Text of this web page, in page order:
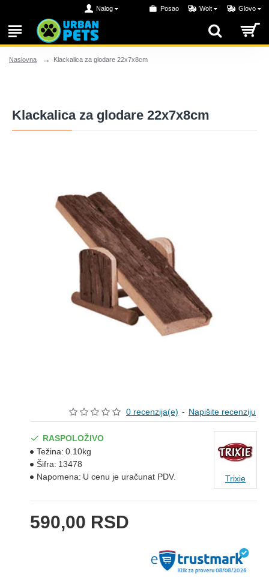
Nalog Posao Wolt Glovo
Naslovna Klackalica za glodare 22x7x8cm
Klackalica za glodare 22x7x8cm
0 recenzija(e) - Napišite recenziju
590,00 RSD
RASPOLOŽIVO
Težina: 0.10kg
Šifra: 13478
Napomena: U cenu je uračunat PDV. Trixie